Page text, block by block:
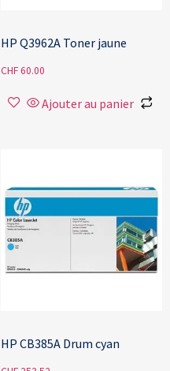
HP Q3962A Toner jaune
CHF60.00
Ajouter au panier
HP CB385A Drum cyan